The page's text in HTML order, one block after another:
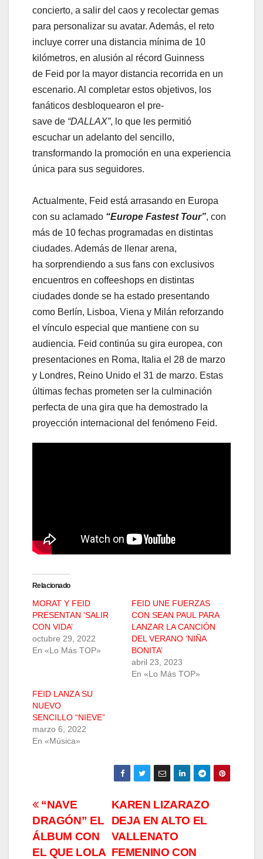
concierto, a salir del caos y recolectar gemas
para personalizar su avatar. Además, el reto
incluye correr una distancia mínima de 10
kilómetros, en alusión al récord Guinness
de Feid por la mayor distancia recorrida en un
escenario. Al completar estos objetivos, los
fanáticos desbloquearon el pre-
save de “DALLAX”, lo que les permitió
escuchar un adelanto del sencillo,
transformando la promoción en una experiencia
única para sus seguidores.
Actualmente, Feid está arrasando en Europa
con su aclamado “Europe Fastest Tour”, con
más de 10 fechas programadas en distintas
ciudades. Además de llenar arena,
ha sorprendiendo a sus fans con exclusivos
encuentros en coffeeshops en distintas
ciudades donde se ha estado presentando
como Berlín, Lisboa, Viena y Milán reforzando
el vínculo especial que mantiene con su
audiencia. Feid continúa su gira europea, con
presentaciones en Roma, Italia el 28 de marzo
y Londres, Reino Unido el 31 de marzo. Estas
últimas fechas prometen ser la culminación
perfecta de una gira que ha demostrado la
proyección internacional del fenómeno Feid.
Relacionado
MORAT Y FEID
PRESENTAN ‘SALIR
CON VIDA’
octubre 29, 2022
En «Lo Más TOP»
FEID UNE FUERZAS
CON SEAN PAUL PARA
LANZAR LA CANCIÓN
DEL VERANO ‘NIÑA
BONITA’
abril 23, 2023
En «Lo Más TOP»
FEID LANZA SU
NUEVO
SENCILLO “NIEVE”
marzo 6, 2022
En «Música»
Navegación
de
KAREN LIZARAZO
DEJA EN ALTO EL
VALLENATO
FEMENINO CON
“NAVE
DRAGÓN” EL
ÁLBUM CON
EL QUE LOLA